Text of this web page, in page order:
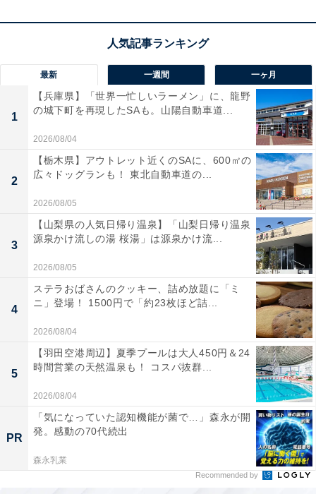
楽天トラベルでホテルを見る
「アクアイグニス 片岡温泉」の口コミは？
「アクアイグニス 片岡温泉」には、以下のような口コミ
が寄せられています。
最新 一週間 一ヶ月
1
【兵庫県】「世界一忙しいラーメン」に、龍野
の城下町を再現したSAも。山陽自動車道...
2026/08/04
2
【栃木県】アウトレット近くのSAに、600㎡の
広々ドッグランも！ 東北自動車道の...
2026/08/05
3
【山梨県の人気日帰り温泉】「山梨日帰り温泉
源泉かけ流しの湯 桜湯」は源泉かけ流...
2026/08/05
4
ステラおばさんのクッキー、詰め放題に「ミ
ニ」登場！ 1500円で「約23枚ほど詰...
2026/08/04
5
【羽田空港周辺】夏季プールは大人450円＆24
時間営業の天然温泉も！ コスパ抜群...
2026/08/04
PR
「気になっていた認知機能が菌で…」森永が開
発。感動の70代続出
森永乳業
Recommended by